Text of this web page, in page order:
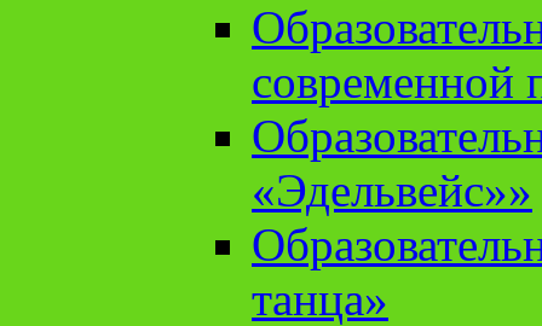
современной
«Эдельвейс»»
танца»